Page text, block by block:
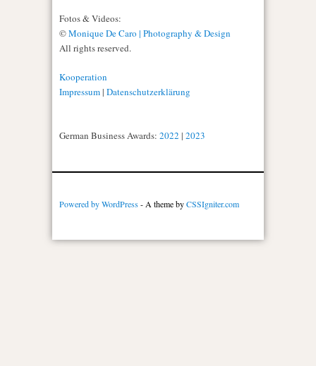
Fotos & Videos:
©Monique De Caro | Photography & Design
All rights reserved.
Kooperation
Impressum| Datenschutzerklärung
German Business Awards: 2022 | 2023
Powered by WordPress- A theme byCSSIgniter.com